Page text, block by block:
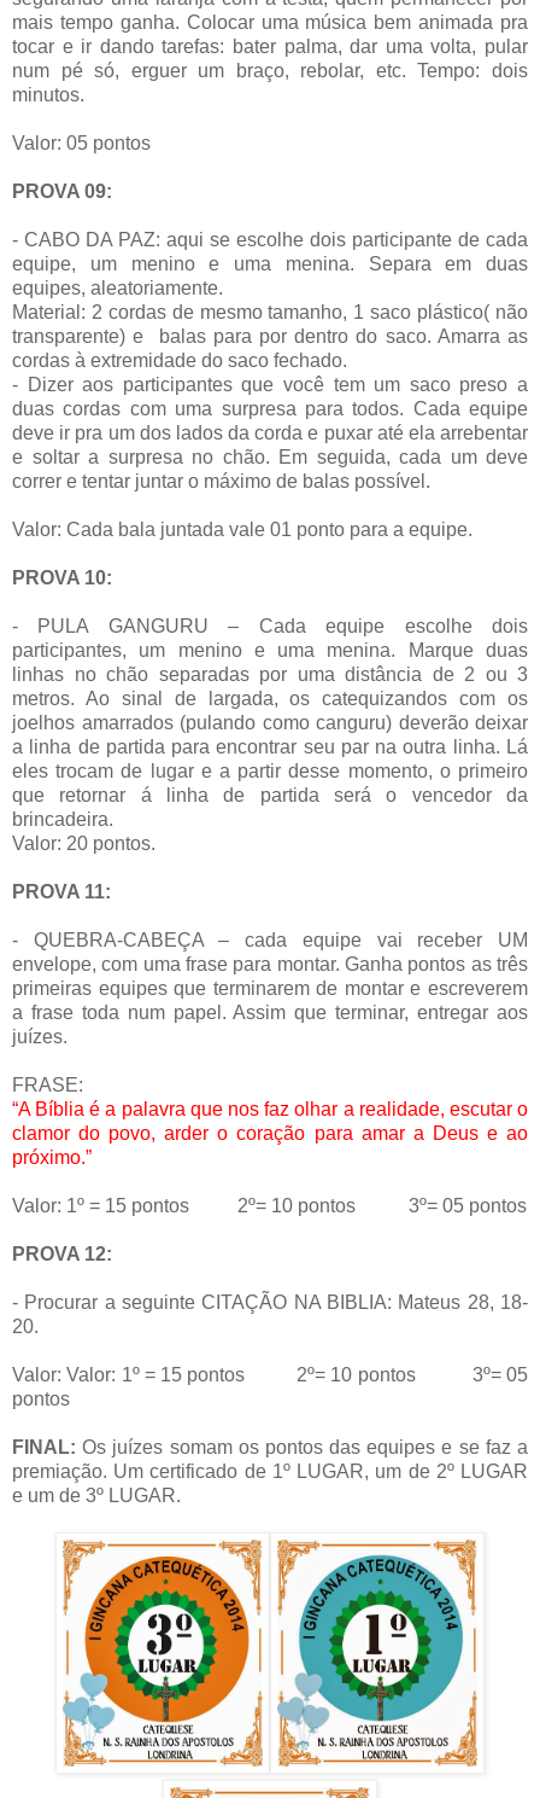
mais tempo ganha. Colocar uma música bem animada pra
tocar e ir dando tarefas: bater palma, dar uma volta, pular
num pé só, erguer um braço, rebolar, etc. Tempo: dois
minutos.
Valor: 05 pontos
PROVA 09:
- CABO DA PAZ: aqui se escolhe dois participante de cada
equipe, um menino e uma menina. Separa em duas
equipes, aleatoriamente.
Material: 2 cordas de mesmo tamanho, 1 saco plástico( não
transparente) e balas para por dentro do saco. Amarra as
cordas à extremidade do saco fechado.
- Dizer aos participantes que você tem um saco preso a
duas cordas com uma surpresa para todos. Cada equipe
deve ir pra um dos lados da corda e puxar até ela arrebentar
e soltar a surpresa no chão. Em seguida, cada um deve
correr e tentar juntar o máximo de balas possível.
Valor: Cada bala juntada vale 01 ponto para a equipe.
PROVA 10:
- PULA GANGURU – Cada equipe escolhe dois
participantes, um menino e uma menina. Marque duas
linhas no chão separadas por uma distância de 2 ou 3
metros. Ao sinal de largada, os catequizandos com os
joelhos amarrados (pulando como canguru) deverão deixar
a linha de partida para encontrar seu par na outra linha. Lá
eles trocam de lugar e a partir desse momento, o primeiro
que retornar á linha de partida será o vencedor da
brincadeira.
Valor: 20 pontos.
PROVA 11:
- QUEBRA-CABEÇA – cada equipe vai receber UM
envelope, com uma frase para montar. Ganha pontos as três
primeiras equipes que terminarem de montar e escreverem
a frase toda num papel. Assim que terminar, entregar aos
juízes.
FRASE:
“A Bíblia é a palavra que nos faz olhar a realidade, escutar o
clamor do povo, arder o coração para amar a Deus e ao
próximo.”
Valor: 1º = 15 pontos 2º= 10 pontos 3º= 05 pontos
PROVA 12:
- Procurar a seguinte CITAÇÃO NA BIBLIA: Mateus 28, 18-
20.
Valor: Valor: 1º = 15 pontos 2º= 10 pontos 3º= 05
pontos
FINAL: Os juízes somam os pontos das equipes e se faz a
premiação. Um certificado de 1º LUGAR, um de 2º LUGAR
e um de 3º LUGAR.